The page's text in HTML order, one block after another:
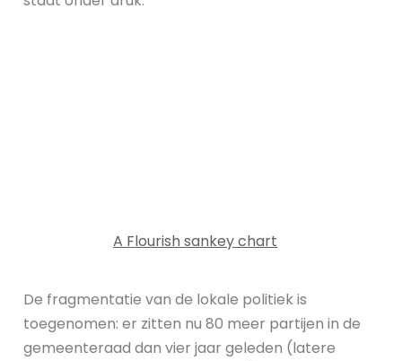
A Flourish sankey chart
De fragmentatie van de lokale politiek is
toegenomen: er zitten nu 80 meer partijen in de
gemeenteraad dan vier jaar geleden (latere